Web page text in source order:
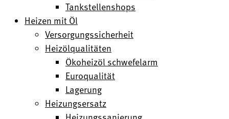
Tankstellenshops
Heizen mit Öl
Versorgungssicherheit
Heizölqualitäten
Ökoheizöl schwefelarm
Euroqualität
Lagerung
Heizungsersatz